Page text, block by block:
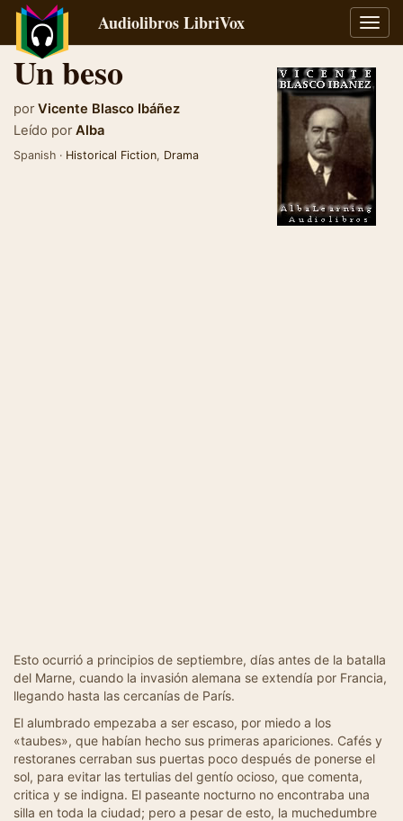
Audiolibros LibriVox
Un beso
por Vicente Blasco Ibáñez
Leído por Alba
Spanish · Historical Fiction, Drama
Esto ocurrió a principios de septiembre, días antes de la batalla
del Marne, cuando la invasión alemana se extendía por Francia,
llegando hasta las cercanías de París.
El alumbrado empezaba a ser escaso, por miedo a los
«taubes», que habían hecho sus primeras apariciones. Cafés y
restoranes cerraban sus puertas poco después de ponerse el
sol, para evitar las tertulias del gentío ocioso, que comenta,
critica y se indigna. El paseante nocturno no encontraba una
silla en toda la ciudad; pero a pesar de esto, la muchedumbre